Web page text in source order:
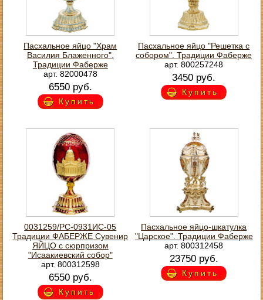
Пасхальное яйцо "Храм
Василия Блаженного".
Традиции Фаберже
арт. 82000478
6550 руб.
Купить
Пасхальное яйцо "Решетка с
собором". Традиции Фаберже
арт. 800257248
3450 руб.
Купить
0031259/РС-0931ИС-05
Традиции ФАБЕРЖЕ Сувенир
ЯЙЦО с сюрпризом
"Исаакиевский собор"
арт. 800312598
6550 руб.
Купить
Пасхальное яйцо-шкатулка
"Царское". Традиции Фаберже
арт. 800312458
23750 руб.
Купить